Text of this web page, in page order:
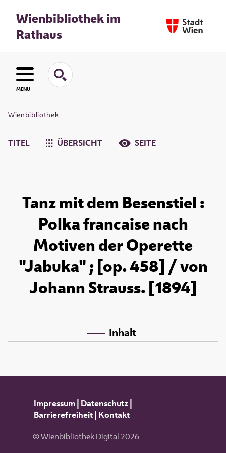
Wienbibliothek im
Rathaus
MENU
Wienbibliothek
TITEL ÜBERSICHT SEITE
Tanz mit dem Besenstiel :
Polka francaise nach
Motiven der Operette
"Jabuka" ; [op. 458] / von
Johann Strauss. [1894]
Inhalt
Impressum| Datenschutz|
Barrierefreiheit| Kontakt
© Wienbibliothek Digital 2026